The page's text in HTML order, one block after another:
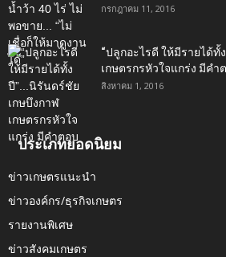
กรกฎาคม 11, 2016
“ปลูกอะไรดี ให้มีรายได้
เกษตรกรหัวใจแกร่ง มีคำ
สิงหาคม 1, 2016
ประเภทยอดนิยม
ข่าวเกษตรแนะนำ
ข่าวองค์กร/ธุรกิจเกษตร
รายงานพิเศษ
ข่าวสังคมเกษตร